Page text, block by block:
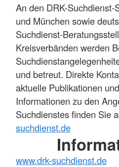
An den DRK-Suchdienst-
und München sowie
Suchdienst-
Kreisverbänden werden
und betreut. Direkte
aktuelle Publikationen
Informationen zu den
Suchdienstes finden Sie
suchdienst.de
www.drk-suchdienst.de